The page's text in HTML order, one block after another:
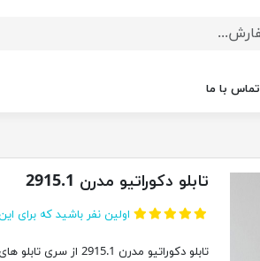
تماس با ما
تابلو دکوراتیو مدرن 2915.1
اولین نفر باشید که برای
تابلو دکوراتیو مدرن